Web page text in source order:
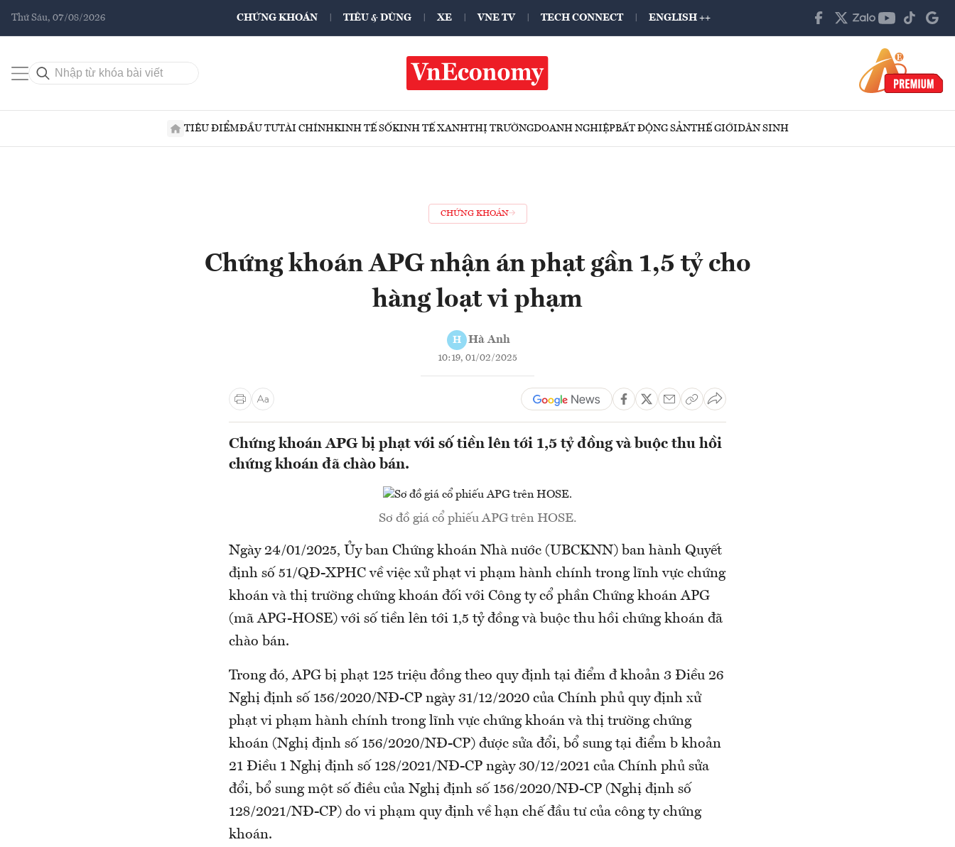
Thứ Sáu, 07/08/2026 CHỨNG KHOÁN TIÊU & DÙNG XE VNE TV TECH CONNECT ENGLISH ++
TIÊU ĐIỂMĐẦU TƯTÀI CHÍNHKINH TẾ SỐKINH TẾ XANHTHỊ TRƯỜNGDOANH NGHIỆPBẤT ĐỘNG SẢNTHẾ GIỚIDÂN SINH
CHỨNG KHOÁN
Chứng khoán APG nhận án phạt gần 1,5 tỷ cho
hàng loạt vi phạm
H Hà Anh
10:19, 01/02/2025
Chứng khoán APG bị phạt với số tiền lên tới 1,5 tỷ đồng và buộc thu hồi
chứng khoán đã chào bán.
Sơ đồ giá cổ phiếu APG trên HOSE.
Ngày 24/01/2025, Ủy ban Chứng khoán Nhà nước (UBCKNN) ban hành Quyết
định số 51/QĐ-XPHC về việc xử phạt vi phạm hành chính trong lĩnh vực chứng
khoán và thị trường chứng khoán đối với Công ty cổ phần Chứng khoán APG
(mã APG-HOSE) với số tiền lên tới 1,5 tỷ đồng và buộc thu hồi chứng khoán đã
chào bán.
Trong đó, APG bị phạt 125 triệu đồng theo quy định tại điểm đ khoản 3 Điều 26
Nghị định số 156/2020/NĐ-CP ngày 31/12/2020 của Chính phủ quy định xử
phạt vi phạm hành chính trong lĩnh vực chứng khoán và thị trường chứng
khoán (Nghị định số 156/2020/NĐ-CP) được sửa đổi, bổ sung tại điểm b khoản
21 Điều 1 Nghị định số 128/2021/NĐ-CP ngày 30/12/2021 của Chính phủ sửa
đổi, bổ sung một số điều của Nghị định số 156/2020/NĐ-CP (Nghị định số
128/2021/NĐ-CP) do vi phạm quy định về hạn chế đầu tư của công ty chứng
khoán.